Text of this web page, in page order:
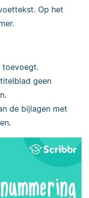
Op het
toevoegt.
geen
de bijlagen met